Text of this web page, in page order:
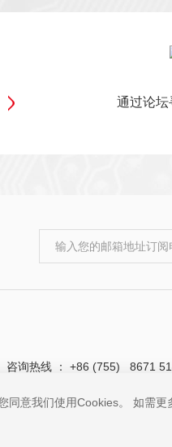
通过论
输入您的邮箱地址订阅
咨询热线 ： +86 (755) 8671
同意我们使用Cookies。 如需更